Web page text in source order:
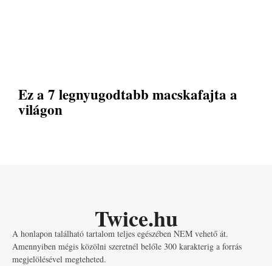
Ez a 7 legnyugodtabb macskafajta a
világon
Twice.hu
A honlapon található tartalom teljes egészében NEM vehető át.
Amennyiben mégis közölni szeretnél belőle 300 karakterig a forrás
megjelölésével megteheted.